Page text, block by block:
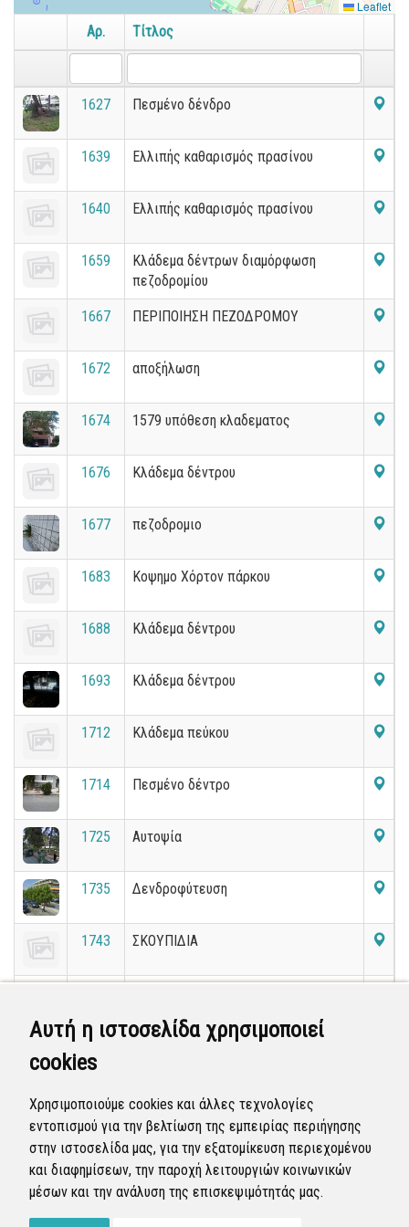
Αυτή η ιστοσελίδα χρησιμοποιεί
cookies
Χρησιμοποιούμε cookies και άλλες τεχνολογίες
εντοπισμού για την βελτίωση της εμπειρίας περιήγησης
στην ιστοσελίδα μας, για την εξατομίκευση περιεχομένου
και διαφημίσεων, την παροχή λειτουργιών κοινωνικών
μέσων και την ανάλυση της επισκεψιμότητάς μας.
Leaflet
Αρ. Τίτλος
1627 Πεσμένο δένδρο
1639 Ελλιπής καθαρισμός πρασίνου
1640 Ελλιπής καθαρισμός πρασίνου
1659
Κλάδεμα δέντρων διαμόρφωση
πεζοδρομίου
1667 ΠΕΡΙΠΟΙΗΣΗ ΠΕΖΟΔΡΟΜΟΥ
1672 αποξήλωση
1674 1579 υπόθεση κλαδεματος
1676 Κλάδεμα δέντρου
1677 πεζοδρομιο
1683 Κοψημο Χόρτον πάρκου
1688 Κλάδεμα δέντρου
1693 Κλάδεμα δέντρου
1712 Κλάδεμα πεύκου
1714 Πεσμένο δέντρο
1725 Αυτοψία
1735 Δενδροφύτευση
1743 ΣΚΟΥΠΙΔΙΑ
1755 Κλαδιά από δένδρα στο πεζοδρόμιο
1781
Καθαρισμος δημοτικου οικοπεδου
απο χορτα
« 1 2 3 4 5 6 7 8 9 10
Εμφανίζονται101-120από36.076